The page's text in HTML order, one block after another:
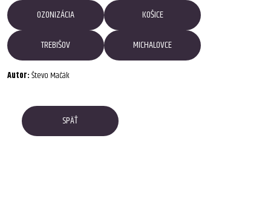
OZONIZÁCIA
KOŠICE
TREBIŠOV
MICHALOVCE
Autor:Števo Mačák
SPÄŤ